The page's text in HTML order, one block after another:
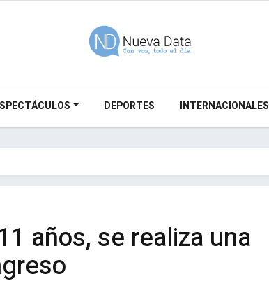
DEPORTES INTERNACIONALES
años, se realiza una